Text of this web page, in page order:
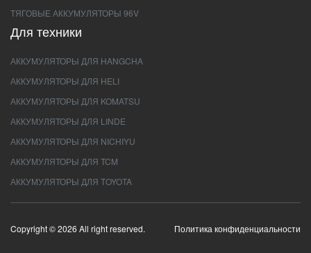
ТЯГОВЫЕ АККУМУЛЯТОРЫ 96V
Для техники
АККУМУЛЯТОРЫ ДЛЯ HANGCHA
АККУМУЛЯТОРЫ ДЛЯ HELI
АККУМУЛЯТОРЫ ДЛЯ KOMATSU
АККУМУЛЯТОРЫ ДЛЯ LINDE
АККУМУЛЯТОРЫ ДЛЯ NICHIYU
АККУМУЛЯТОРЫ ДЛЯ TCM
АККУМУЛЯТОРЫ ДЛЯ TOYOTA
Copyright © 2026 All right reserved. Политика конфиденциальности